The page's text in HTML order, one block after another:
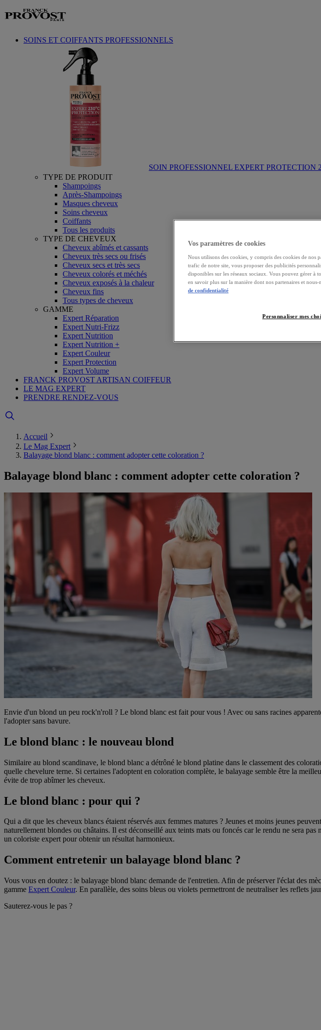
Aller au contenu
SOINS ET COIFFANTS PROFESSIONNELS
SOIN PROFESSIONNEL EXPERT PROTECTION
TYPE DE PRODUIT
Shampoings
Après-Shampoings
Masques cheveux
Soins cheveux
Coiffants
Tous les produits
TYPE DE CHEVEUX
Cheveux abîmés et cassants
Cheveux très secs ou frisés
Cheveux secs et très secs
Cheveux colorés et méchés
Cheveux exposés à la chaleur
Cheveux fins
Tous types de cheveux
GAMME
Expert Réparation
Expert Nutri-Frizz
Expert Nutrition
Expert Nutrition +
Expert Couleur
Expert Protection
Expert Volume
FRANCK PROVOST ARTISAN COIFFEUR
LE MAG EXPERT
PRENDRE RENDEZ-VOUS
Accueil
Le Mag Expert
Balayage blond blanc : comment adopter cette coloration ?
Balayage blond blanc : comment adopter cette coloration ?
Envie d'un blond un peu rock'n'roll ? Le blond blanc est fait pour vous ! Avec ou sans racines
l'adopter sans bavure.
Le blond blanc : le nouveau blond
Similaire au blond scandinave, le blond blanc a détrôné le blond platine dans le classement des
quelle chevelure terne. Si certaines l'adoptent en coloration complète, le balayage semble être la
évite de trop abîmer les cheveux.
Le blond blanc : pour qui ?
Qui a dit que les cheveux blancs étaient réservés aux femmes matures ? Jeunes et moins jeunes
naturellement blondes ou châtains. Il est déconseillé aux teints mats ou foncés car le rendu ne sera
un coloriste expert pour obtenir un résultat harmonieux.
Comment entretenir un balayage blond blanc ?
Vous vous en doutez : le balayage blond blanc demande de l'entretien. Afin de préserver l'éclat des
gamme Expert Couleur. En parallèle, des soins bleus ou violets permettront de neutraliser les reflets
Sauterez-vous le pas ?
Vos paramètres de cookies
Nous utilisons des cookies, y compris des cookies de nos
trafic de notre site, vous proposer des publicités
disponibles sur les réseaux sociaux. Vous pouvez gérer à
en savoir plus sur la manière dont nos partenaires et
de confidentialité
Personnaliser mes